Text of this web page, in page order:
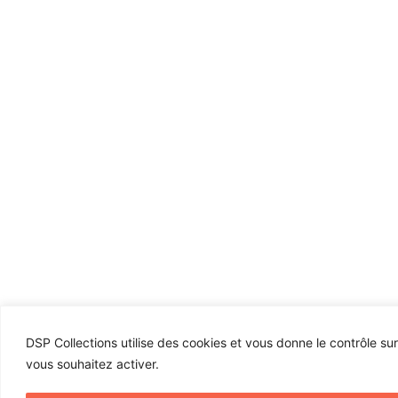
DSP Collections utilise des cookies et vous donne le contrôle
vous souhaitez activer.